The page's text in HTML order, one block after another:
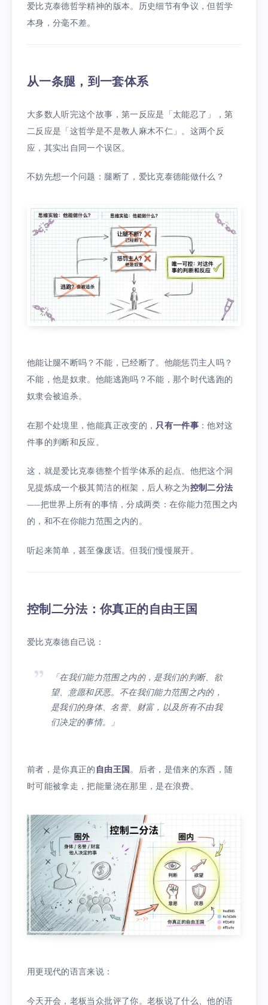
爱比克泰德哲学精神的版本。历史细节有争议，但哲学
本身，分毫不差。
从一条腿，到一套体系
大多数人听完这个故事，第一反应是「太能忍了」，第
二反应是「这哲学是不是教人麻木不仁」。这两个反
应，其实出自同一个误区。
不妨先想一个问题：腿断了，爱比克泰德能做什么？
他能让腿不断吗？不能，已经断了。他能惩罚主人吗？
不能，他是奴隶。他能逃跑吗？不能，那个时代逃跑的
奴隶会被追杀。
在那个处境里，他能真正改变的， 只有一件事 ：他对这
件事的判断和反应。
这，就是爱比克泰德整个哲学体系的起点。他把这个洞
见提炼成一个极其简洁的框架，后人称之为控制二分法
——把世界上所有的事情，分成两类：在你能力范围之内
的，和不在你能力范围之内的。
听起来简单，甚至像废话。但我们慢慢展开。
控制二分法：你真正的自由王国
爱比克泰德自己说：
「在我们能力范围之内的，是我们的判断、欲
望、意愿和厌恶。不在我们能力范围之内的，
是我们的身体、名誉、财富，以及所有不由我
们决定的事情。」
前者，是你真正的 自由王国。后者，是借来的东西，随
时可能被拿走，把能量浇在那里，是在浪费。
用更现代的语言来说：
今天开会，老板当众批评了你。老板说了什么、他的语